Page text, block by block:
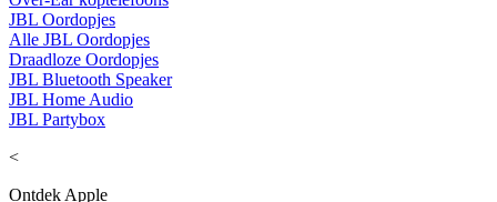
JBL Oordopjes
Alle JBL Oordopjes
Draadloze Oordopjes
JBL Bluetooth Speaker
JBL Home Audio
JBL Partybox
<
Ontdek Apple